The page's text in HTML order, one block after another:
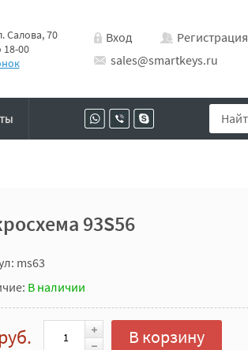
Салова, 70
18-00
Вход
Регистрация
sales@smartkeys.ru
93S56
ms63
В наличии
В корзину